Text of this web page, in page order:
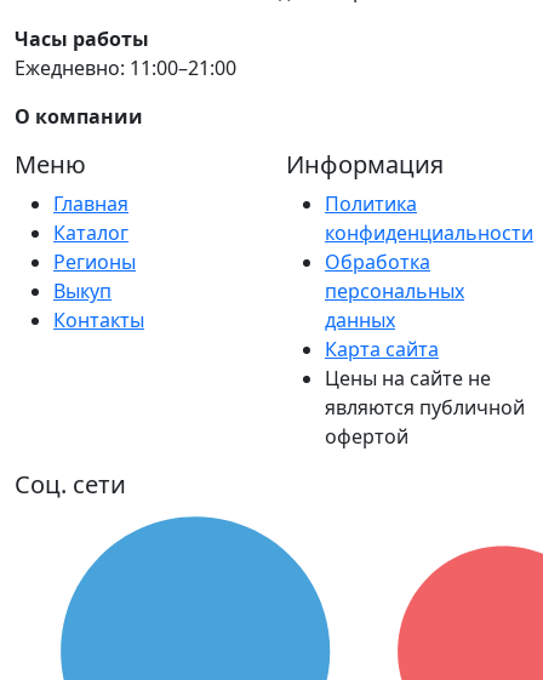
Часы работы
Ежедневно: 11:00–21:00
О компании
Меню
Главная
Каталог
Регионы
Выкуп
Контакты
Информация
Политика
конфиденциальности
Обработка
персональных
данных
Карта сайта
Цены на сайте не
являются публичной
офертой
Соц. сети